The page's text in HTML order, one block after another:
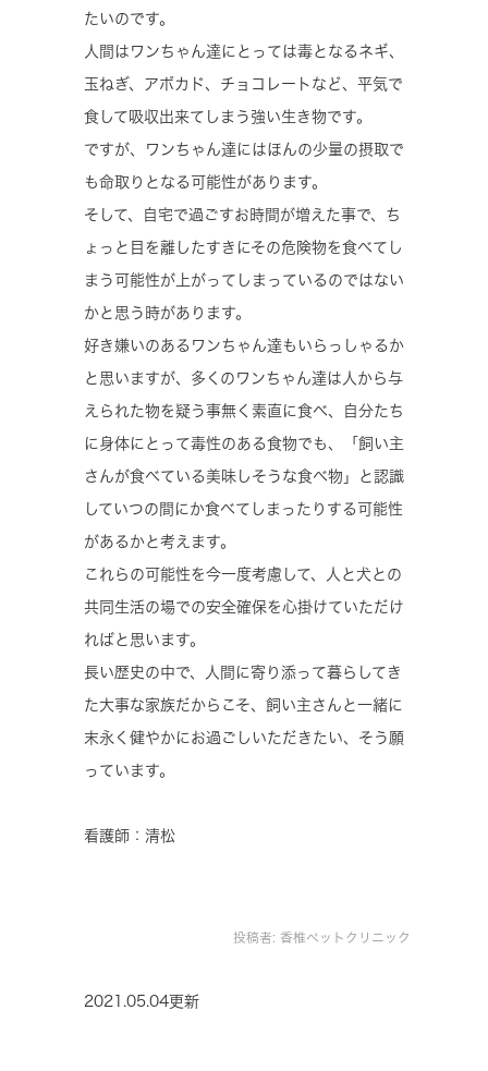
たいのです。
人間はワンちゃん達にとっては毒となるネギ、
玉ねぎ、アボカド、チョコレートなど、平気で
食して吸収出来てしまう強い生き物です。
ですが、ワンちゃん達にはほんの少量の摂取で
も命取りとなる可能性があります。
そして、自宅で過ごすお時間が増えた事で、ち
ょっと目を離したすきにその危険物を食べてし
まう可能性が上がってしまっているのではない
かと思う時があります。
好き嫌いのあるワンちゃん達もいらっしゃるか
と思いますが、多くのワンちゃん達は人から与
えられた物を疑う事無く素直に食べ、自分たち
に身体にとって毒性のある食物でも、「飼い主
さんが食べている美味しそうな食べ物」と認識
していつの間にか食べてしまったりする可能性
があるかと考えます。
これらの可能性を今一度考慮して、人と犬との
共同生活の場での安全確保を心掛けていただけ
ればと思います。
長い歴史の中で、人間に寄り添って暮らしてき
た大事な家族だからこそ、飼い主さんと一緒に
末永く健やかにお過ごしいただきたい、そう願
っています。
看護師：清松
投稿者: 香椎ペットクリニック
2021.05.04更新